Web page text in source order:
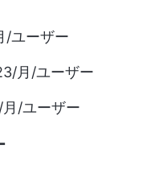
/ユーザー
月/ユーザー
/ユーザー